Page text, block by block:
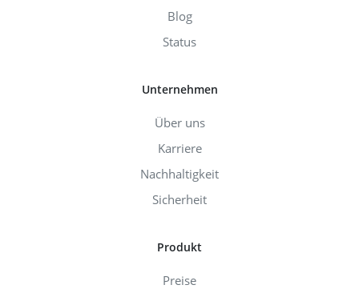
Blog
Status
Unternehmen
Über uns
Karriere
Nachhaltigkeit
Sicherheit
Produkt
Preise